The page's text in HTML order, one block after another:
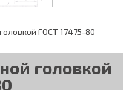
ГОСТ 17475-80
головкой